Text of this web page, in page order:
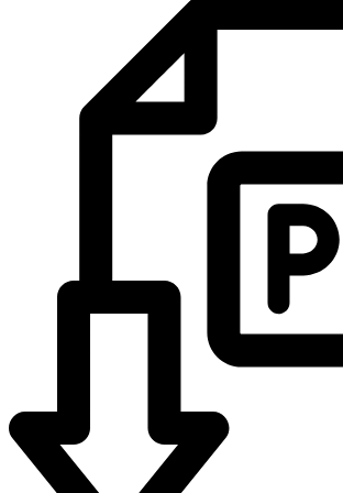
Folgebeschichtungen mit DANSKE
Das Material unverdünnt in
Die Holzfeuchte darf nicht über 18 %
Vor Gebrauch sorgfältig aufrühren
Transport und der Entsorgung unserer Artikel beachte
Datenblatt. Verbrauchswerte sind Richtwerte.
unverbindlichen Orientierung. Alle Empfehlungen
entbinden nicht davon, die Produkte grundsätzlich auf
Für Fassadenschalungen,
Erhält weitgehend die natürliche
schützt das Holz gegen UV-Licht